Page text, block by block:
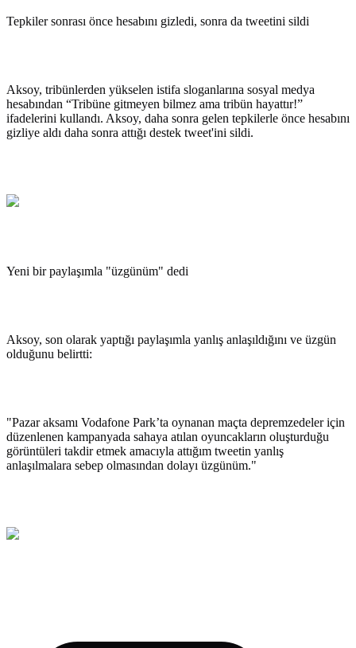
Tepkiler sonrası önce hesabını gizledi, sonra da tweetini sildi
Aksoy, tribünlerden yükselen istifa sloganlarına sosyal medya
hesabından “Tribüne gitmeyen bilmez ama tribün hayattır!”
ifadelerini kullandı. Aksoy, daha sonra gelen tepkilerle önce hesabını
gizliye aldı daha sonra attığı destek tweet'ini sildi.
Yeni bir paylaşımla "üzgünüm" dedi
Aksoy, son olarak yaptığı paylaşımla yanlış anlaşıldığını ve üzgün
olduğunu belirtti:
"Pazar aksamı Vodafone Park’ta oynanan maçta depremzedeler için
düzenlenen kampanyada sahaya atılan oyuncakların oluşturduğu
görüntüleri takdir etmek amacıyla attığım tweetin yanlış
anlaşılmalara sebep olmasından dolayı üzgünüm."